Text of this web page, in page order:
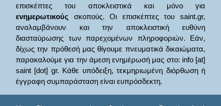
επισκέπτες του αποκλειστικά και μόνο για
ενημερωτικούς σκοπούς. Οι επισκέπτες του saint.gr,
αναλαμβάνουν και την αποκλειστική ευθύνη
διασταύρωσης των παρεχομένων πληροφοριών. Εάν,
δίχως την πρόθεσή μας θίγουμε πνευματικά δικαιώματα,
παρακαλούμε για την άμεση ενημέρωσή μας στο: info [at]
saint [dot] gr. Κάθε υπόδειξη, τεκμηριωμένη διόρθωση ή
έγγραφη συμπαράσταση είναι ευπρόσδεκτη.